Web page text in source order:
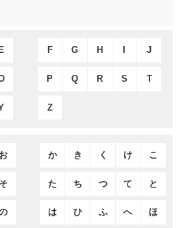
E F G H J
P Q R S T
Z
お か き く け こ
そ た ち つ て と
は ひ ふ へ ほ